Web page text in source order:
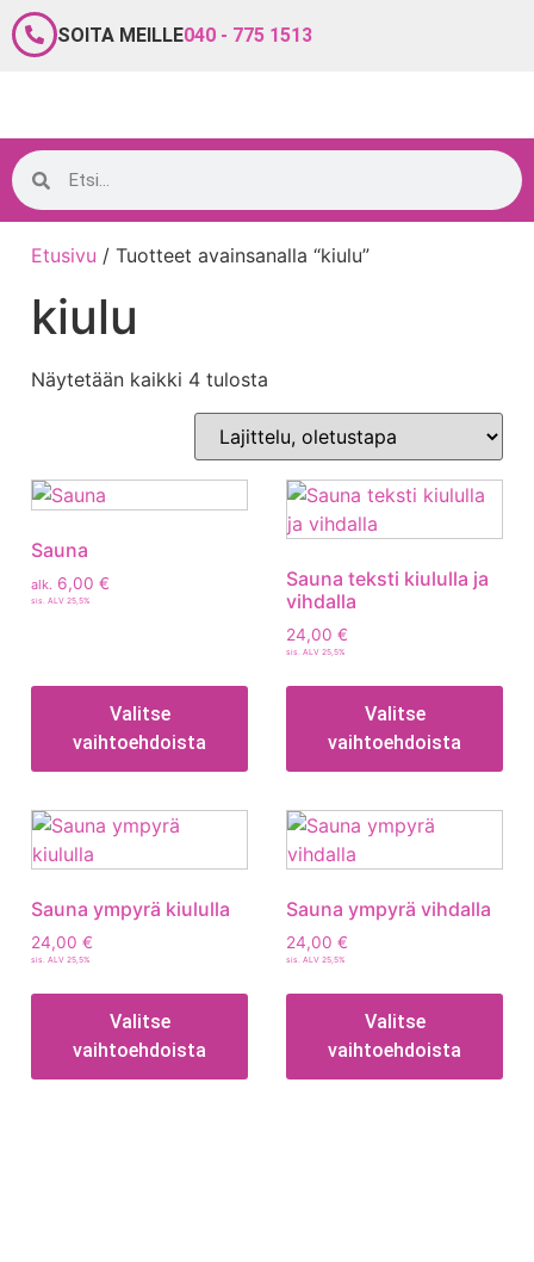
SOITA MEILLE040 - 775 1513
Etusivu / Tuotteet avainsanalla “kiulu”
kiulu
Näytetään kaikki 4 tulosta
Sauna
alk. 6,00 €
sis. ALV 25,5%
Valitse
vaihtoehdoista
Sauna teksti kiululla ja
vihdalla
24,00 €
sis. ALV 25,5%
Valitse
vaihtoehdoista
Sauna ympyrä kiululla
24,00 €
sis. ALV 25,5%
Valitse
vaihtoehdoista
Sauna ympyrä vihdalla
24,00 €
sis. ALV 25,5%
Valitse
vaihtoehdoista